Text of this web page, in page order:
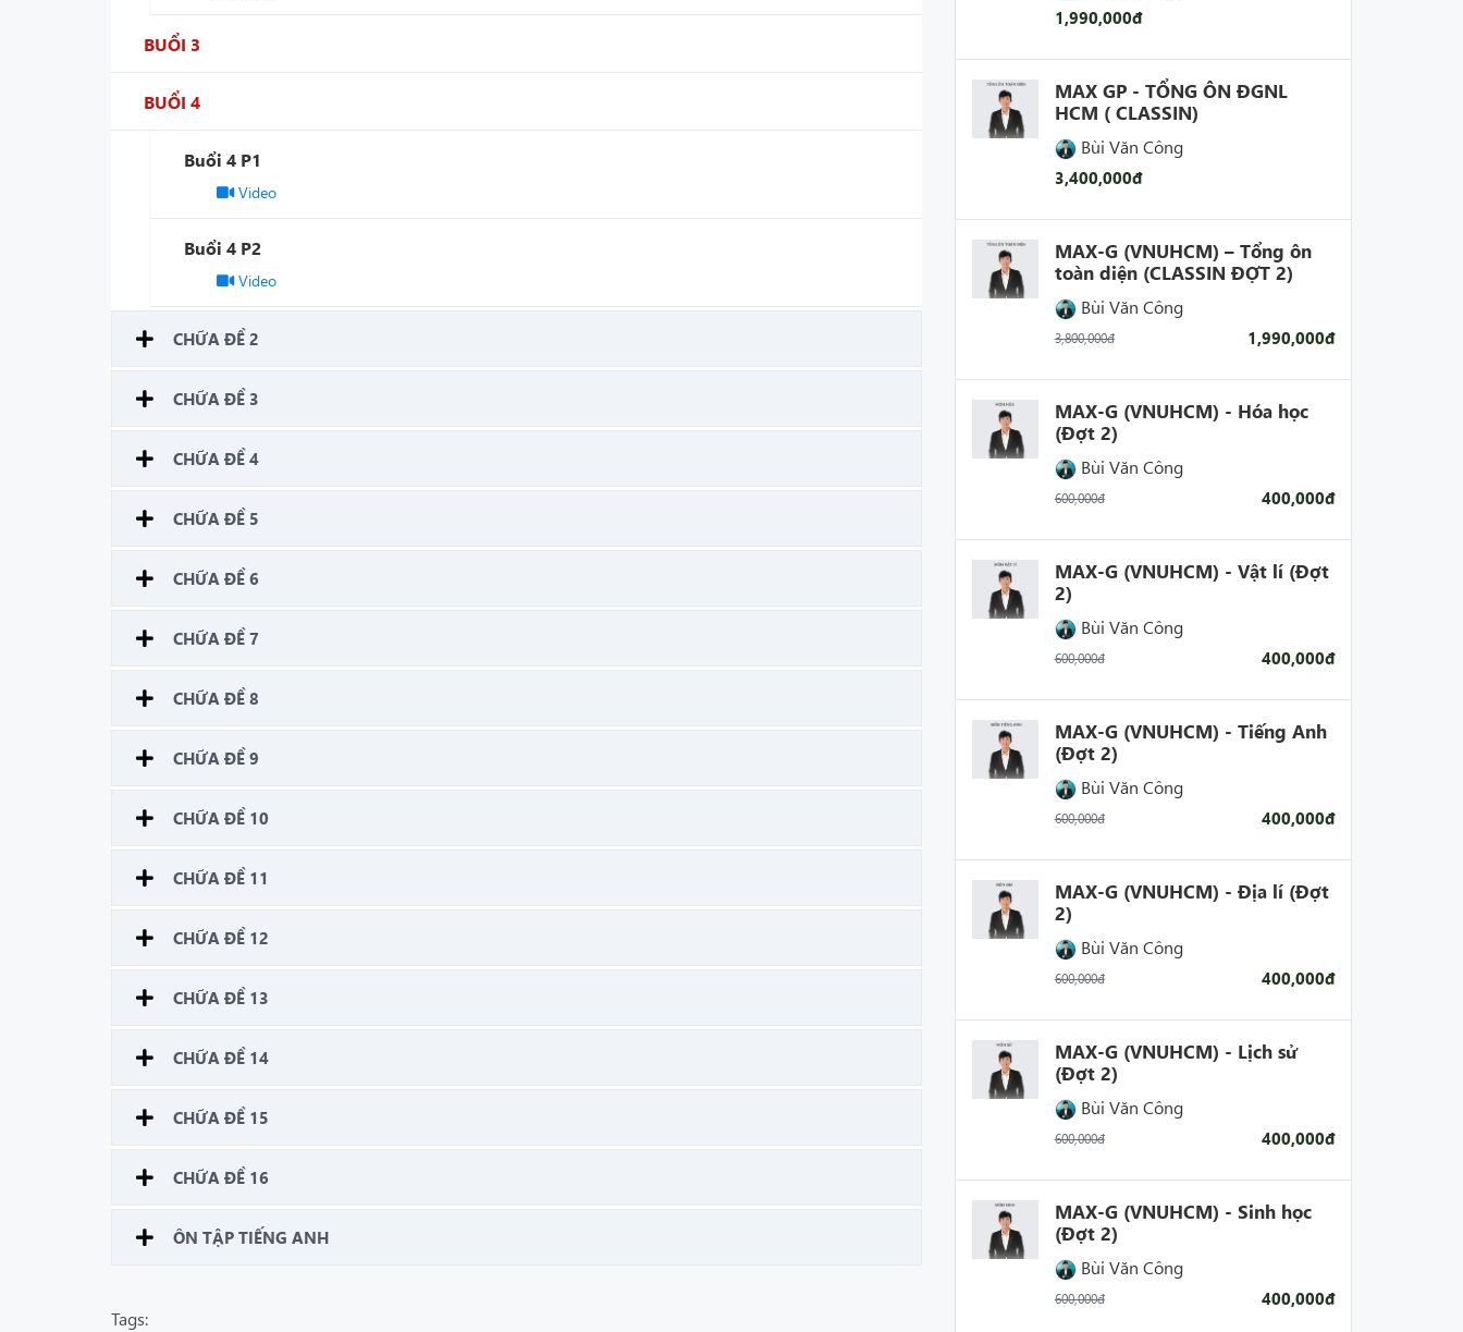
BUỔI 3
BUỔI 4
Buổi 4 P1
Video
Buổi 4 P2
Video
CHỮA ĐỀ 2
CHỮA ĐỀ 3
CHỮA ĐỀ 4
CHỮA ĐỀ 5
CHỮA ĐỀ 6
CHỮA ĐỀ 7
CHỮA ĐỀ 8
CHỮA ĐỀ 9
CHỮA ĐỀ 10
CHỮA ĐỀ 11
CHỮA ĐỀ 12
CHỮA ĐỀ 13
CHỮA ĐỀ 14
CHỮA ĐỀ 15
CHỮA ĐỀ 16
ÔN TẬP TIẾNG ANH
Tags:
1,990,000đ
MAX GP - TỔNG ÔN ĐGNL
HCM ( CLASSIN)
Bùi Văn Công
3,400,000đ
MAX-G (VNUHCM) – Tổng ôn
toàn diện (CLASSIN ĐỢT 2)
Bùi Văn Công
3,800,000đ 1,990,000đ
MAX-G (VNUHCM) - Hóa học
(Đợt 2)
Bùi Văn Công
600,000đ 400,000đ
MAX-G (VNUHCM) - Vật lí (Đợt
2)
Bùi Văn Công
600,000đ 400,000đ
MAX-G (VNUHCM) - Tiếng Anh
(Đợt 2)
Bùi Văn Công
600,000đ 400,000đ
MAX-G (VNUHCM) - Địa lí (Đợt
2)
Bùi Văn Công
600,000đ 400,000đ
MAX-G (VNUHCM) - Lịch sử
(Đợt 2)
Bùi Văn Công
600,000đ 400,000đ
MAX-G (VNUHCM) - Sinh học
(Đợt 2)
Bùi Văn Công
600,000đ 400,000đ